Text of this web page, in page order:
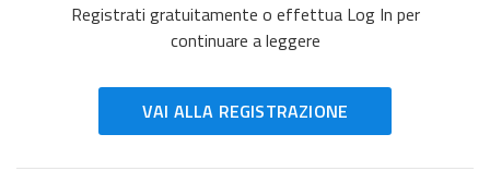
Registrati gratuitamente o effettua Log In per
continuare a leggere
VAI ALLA REGISTRAZIONE